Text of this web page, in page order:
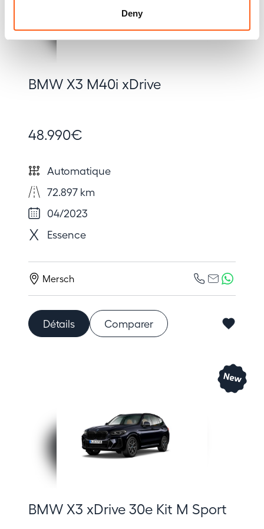
Deny
BMW X3 M40i xDrive
48.990€
Automatique
72.897 km
04/2023
Essence
Mersch
Détails Comparer
BMW X3 xDrive 30e Kit M Sport